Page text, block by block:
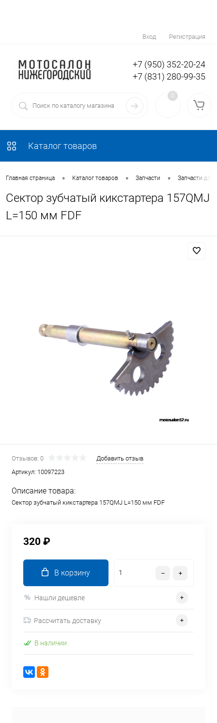
Вход Регистрация
+7 (950) 352-20-24
+7 (831) 280-99-35
0
Каталог товаров
Главная страница • Каталог товаров • Запчасти • Запчасти для
Сектор зубчатый кикстартера 157QMJ
L=150 мм FDF
Отзывов: 0
Добавить отзыв
Артикул: 10097223
Описание товара:
Сектор зубчатый кикстартера 157QMJ L=150 мм FDF
320 ₽
В корзину
Нашли дешевле
Рассчитать доставку
В наличии